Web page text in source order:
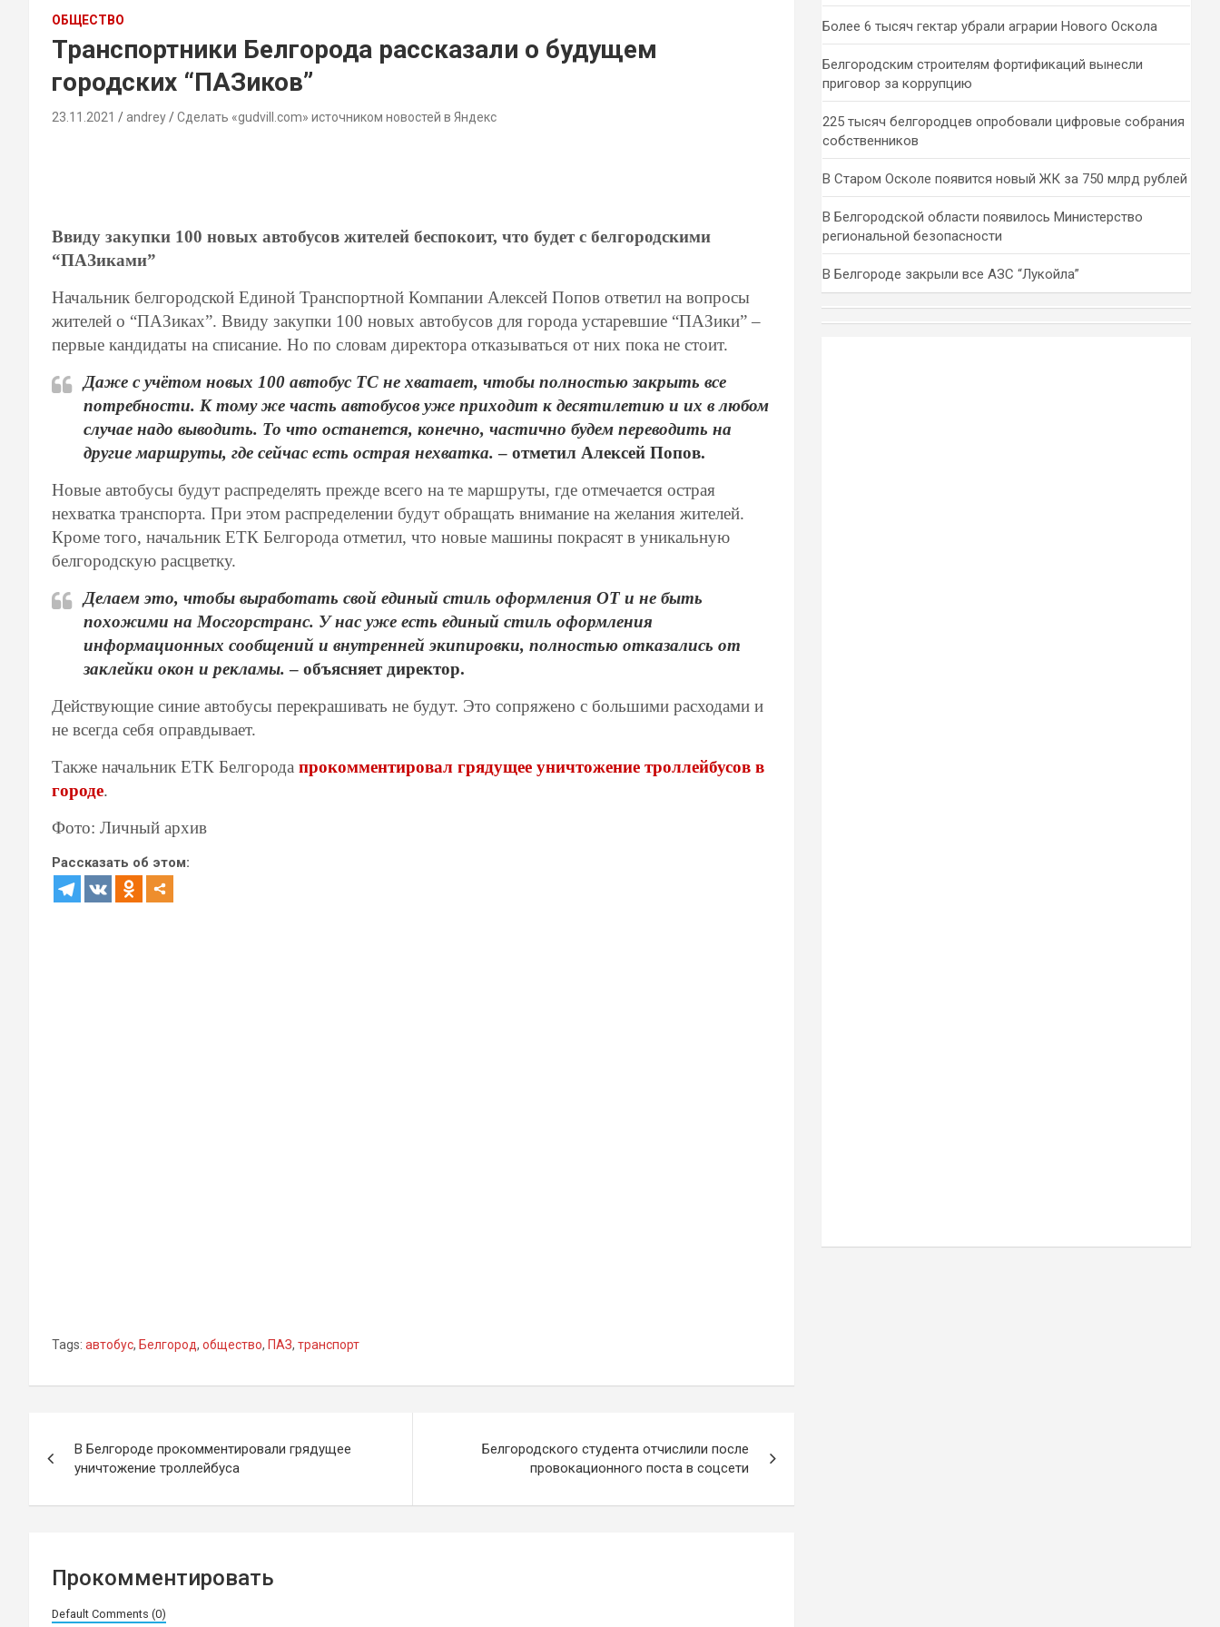
ОБЩЕСТВО
Транспортники Белгорода рассказали о будущем
городских “ПАЗиков”
23.11.2021 andrey Сделать «gudvill.com» источником новостей в Яндекс
Ввиду закупки 100 новых автобусов жителей беспокоит, что будет с белгородскими
“ПАЗиками”
Начальник белгородской Единой Транспортной Компании Алексей Попов ответил на вопросы
жителей о “ПАЗиках”. Ввиду закупки 100 новых автобусов для города устаревшие “ПАЗики” –
первые кандидаты на списание. Но по словам директора отказываться от них пока не стоит.
Даже с учётом новых 100 автобус ТС не хватает, чтобы полностью закрыть все
потребности. К тому же часть автобусов уже приходит к десятилетию и их в любом
случае надо выводить. То что останется, конечно, частично будем переводить на
другие маршруты, где сейчас есть острая нехватка. – отметил Алексей Попов.
Новые автобусы будут распределять прежде всего на те маршруты, где отмечается острая
нехватка транспорта. При этом распределении будут обращать внимание на желания жителей.
Кроме того, начальник ЕТК Белгорода отметил, что новые машины покрасят в уникальную
белгородскую расцветку.
Делаем это, чтобы выработать свой единый стиль оформления ОТ и не быть
похожими на Мосгорстранс. У нас уже есть единый стиль оформления
информационных сообщений и внутренней экипировки, полностью отказались от
заклейки окон и рекламы. – объясняет директор.
Действующие синие автобусы перекрашивать не будут. Это сопряжено с большими расходами и
не всегда себя оправдывает.
Также начальник ЕТК Белгорода прокомментировал грядущее уничтожение троллейбусов в
городе.
Фото: Личный архив
Рассказать об этом:
Tags: автобус, Белгород, общество, ПАЗ, транспорт
по
записям
В Белгороде прокомментировали грядущее
уничтожение троллейбуса
Белгородского студента отчислили после
провокационного поста в соцсети
Прокомментировать
Default Comments (0)
Более 6 тысяч гектар убрали аграрии Нового Оскола
Белгородским строителям фортификаций вынесли
приговор за коррупцию
225 тысяч белгородцев опробовали цифровые собрания
собственников
В Старом Осколе появится новый ЖК за 750 млрд рублей
В Белгородской области появилось Министерство
региональной безопасности
В Белгороде закрыли все АЗС “Лукойла”